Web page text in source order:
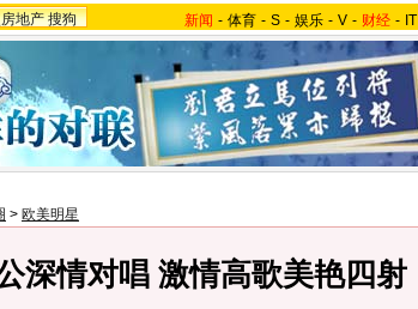
地产 搜狗 新闻 - 体育 - S - 娱乐 - V - 财经 - IT
> 欧美明星
深情对唱 激情高歌美艳四射